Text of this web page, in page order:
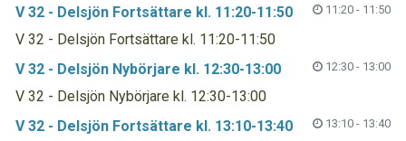
V 32 - Delsjön Fortsättare kl. 11:20-11:50
11:20 - 11:50
V 32 - Delsjön Fortsättare kl. 11:20-11:50
V 32 - Delsjön Nybörjare kl. 12:30-13:00
12:30 - 13:00
V 32 - Delsjön Nybörjare kl. 12:30-13:00
V 32 - Delsjön Fortsättare kl. 13:10-13:40
13:10 - 13:40